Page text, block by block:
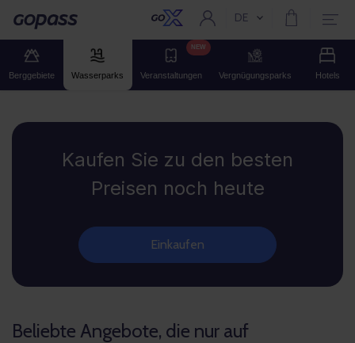
Gopass Aktuelle Sprache:
DE
Berggebiete Wasserparks Veranstaltungen
NEW
Vergnügungsparks Hotels
Kaufen Sie zu den besten
Preisen noch heute
Einkaufen
Beliebte Angebote, die nur auf